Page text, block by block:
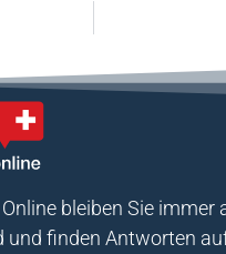
bleiben Sie immer
und finden Antworten